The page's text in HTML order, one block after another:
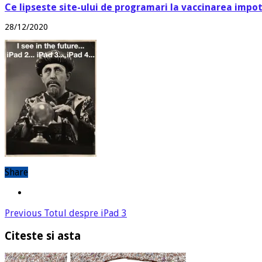
Ce lipseste site-ului de programari la vaccinarea
28/12/2020
Share
Previous Totul despre iPad 3
Citeste si asta